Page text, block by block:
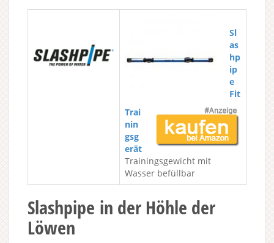
Sl
as
hp
ip
e
Fit
Trai
nin
gsg
erät
Trainingsgewicht mit
Wasser befüllbar
Slashpipe in der Höhle der
Löwen